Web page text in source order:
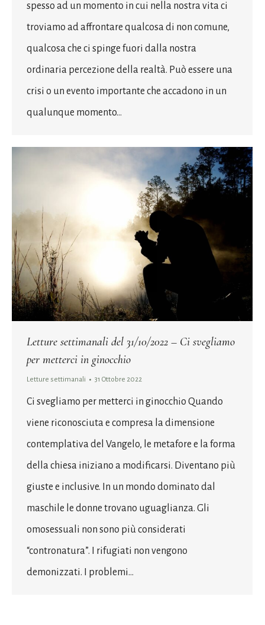
spesso ad un momento in cui nella nostra vita ci
troviamo ad affrontare qualcosa di non comune,
qualcosa che ci spinge fuori dalla nostra
ordinaria percezione della realtà. Può essere una
crisi o un evento importante che accadono in un
qualunque momento…
Letture settimanali del 31/10/2022 – Ci svegliamo
per metterci in ginocchio
Letture settimanali 31 Ottobre 2022
Ci svegliamo per metterci in ginocchio Quando
viene riconosciuta e compresa la dimensione
contemplativa del Vangelo, le metafore e la forma
della chiesa iniziano a modificarsi. Diventano più
giuste e inclusive. In un mondo dominato dal
maschile le donne trovano uguaglianza. Gli
omosessuali non sono più considerati
“contronatura”. I rifugiati non vengono
demonizzati. I problemi…